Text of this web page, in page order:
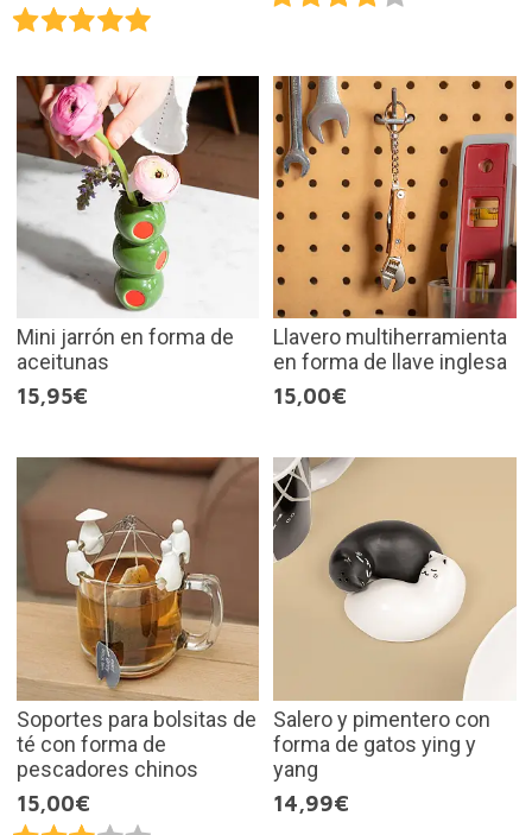
Mini jarrón en forma de
aceitunas
15,95€
Llavero multiherramienta
en forma de llave inglesa
15,00€
Soportes para bolsitas de
té con forma de
pescadores chinos
15,00€
Salero y pimentero con
forma de gatos ying y
yang
14,99€